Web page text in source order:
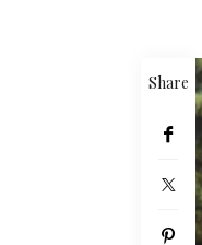
Share